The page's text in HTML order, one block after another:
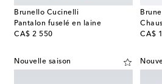
Brunello Cucinelli
Pantalon fuselé en laine
CA$ 2 550
original price
CA$
Nouvelle saison